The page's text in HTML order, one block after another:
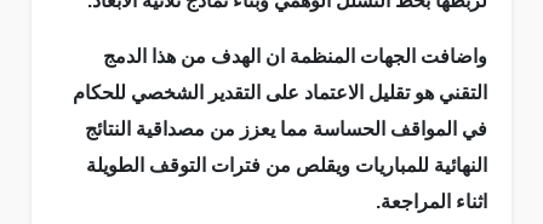
واضافت الجهات المنظمة ان الهدف من هذا الدمج
التقني هو تقليل الاعتماد على التقدير الشخصي للحكام
في المواقف الحساسة مما يعزز من مصداقية النتائج
النهائية للمباريات ويقلص من فترات التوقف الطويلة
اثناء المراجعة.